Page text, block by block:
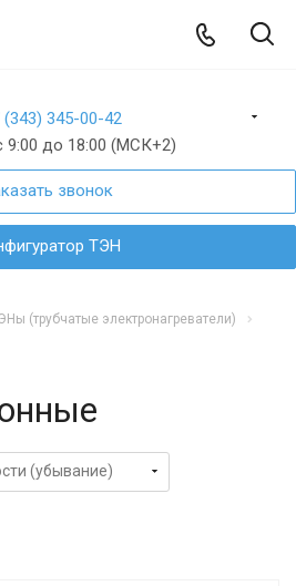
(343) 345-00-42
9:00 до 18:00 (МСК+2)
звонок
ТЭН
(трубчатые электронагреватели)